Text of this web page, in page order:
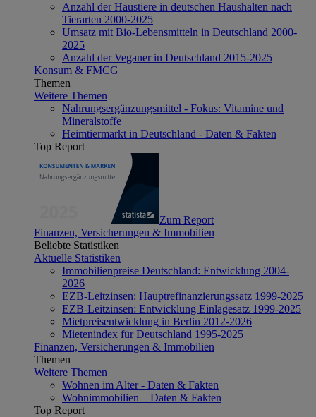
Anzahl der Haustiere in deutschen Haushalten nach
Tierarten 2000-2025
Umsatz mit Bio-Lebensmitteln in Deutschland 2000-
2025
Anzahl der Veganer in Deutschland 2015-2025
Konsum & FMCG
Themen
Weitere Themen
Nahrungsergänzungsmittel - Fokus: Vitamine und
Mineralstoffe
Heimtiermarkt in Deutschland - Daten & Fakten
Top Report
Zum Report
Finanzen, Versicherungen & Immobilien
Beliebte Statistiken
Aktuelle Statistiken
Immobilienpreise Deutschland: Entwicklung 2004-
2026
EZB-Leitzinsen: Hauptrefinanzierungssatz 1999-2025
EZB-Leitzinsen: Entwicklung Einlagesatz 1999-2025
Mietpreisentwicklung in Berlin 2012-2026
Mietenindex für Deutschland 1995-2025
Finanzen, Versicherungen & Immobilien
Themen
Weitere Themen
Wohnen im Alter - Daten & Fakten
Wohnimmobilien – Daten & Fakten
Top Report